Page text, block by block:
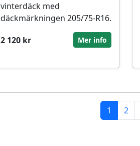
vinterdäck med
däckmärkningen 205/75-R16.
2 120 kr
Mer info
1 2